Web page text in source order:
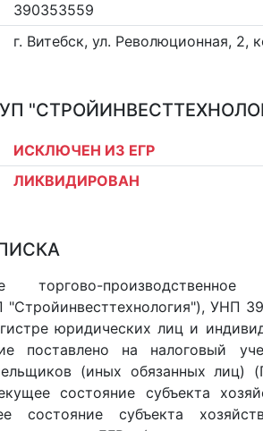
390353559
г. Витебск, ул. Революционная, 2,
ИСКЛЮЧЕН ИЗ ЕГР
ЛИКВИДИРОВАН
торгово-производственное
УНП
юридических лиц и
поставлено на налоговый
(иных обязанных лиц)
состояние субъекта
состояние субъекта